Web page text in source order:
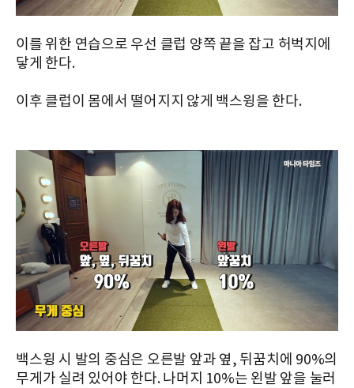
이를 위한 연습으로 우선 클럽 양쪽 끝을 잡고 허벅지에
닿게 한다.
이후 클럽이 몸에서 떨어지지 않게 백스윙을 한다.
백스윙 시 발의 중심은 오른발 앞과 옆, 뒤꿈치에 90%의
무게가 실려 있어야 한다. 나머지 10%는 왼발 앞을 눌러